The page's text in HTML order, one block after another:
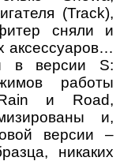
(Track),
сняли и
аксессуаров…
в версии S:
работы
и Road,
и,
версии –
никаких